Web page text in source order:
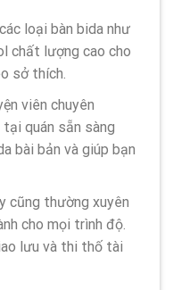
loại bàn bida như
chất lượng cao cho
sở thích.
viên chuyên
tại quán sẵn sàng
bài bản và giúp bạn
cũng thường xuyên
cho mọi trình độ.
lưu và thi thố tài